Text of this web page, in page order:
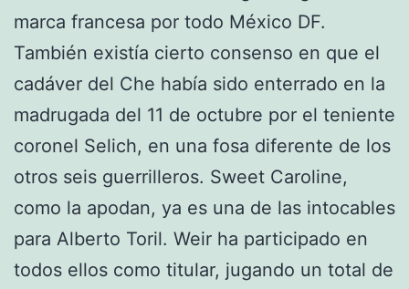
marca francesa por todo México DF.
También existía cierto consenso en que el
cadáver del Che había sido enterrado en la
madrugada del 11 de octubre por el teniente
coronel Selich, en una fosa diferente de los
otros seis guerrilleros. Sweet Caroline,
como la apodan, ya es una de las intocables
para Alberto Toril. Weir ha participado en
todos ellos como titular, jugando un total de